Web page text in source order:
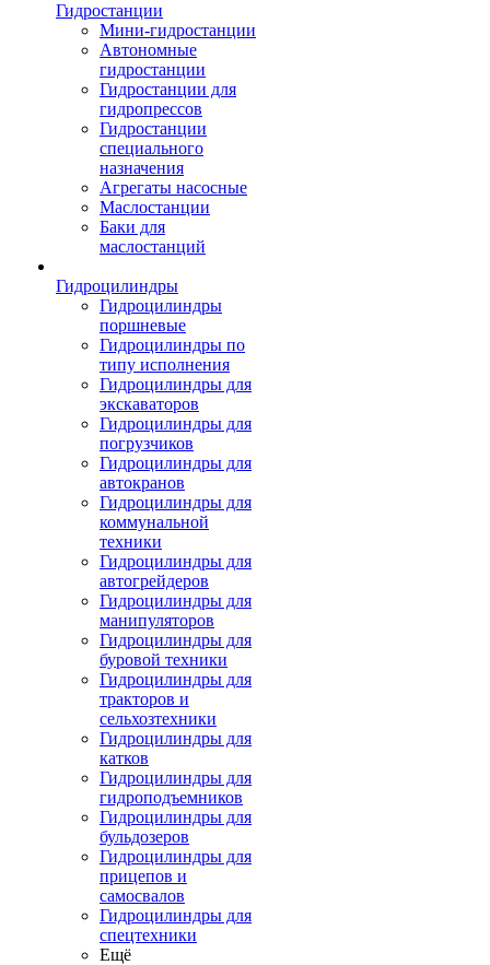
Гидростанции
Мини-гидростанции
Автономные
гидростанции
Гидростанции для
гидропрессов
Гидростанции
специального
назначения
Агрегаты насосные
Маслостанции
Баки для
маслостанций
Гидроцилиндры
Гидроцилиндры
поршневые
Гидроцилиндры по
типу исполнения
Гидроцилиндры для
экскаваторов
Гидроцилиндры для
погрузчиков
Гидроцилиндры для
автокранов
Гидроцилиндры для
коммунальной
техники
Гидроцилиндры для
автогрейдеров
Гидроцилиндры для
манипуляторов
Гидроцилиндры для
буровой техники
Гидроцилиндры для
тракторов и
сельхозтехники
Гидроцилиндры для
катков
Гидроцилиндры для
гидроподъемников
Гидроцилиндры для
бульдозеров
Гидроцилиндры для
прицепов и
самосвалов
Гидроцилиндры для
спецтехники
Ещё